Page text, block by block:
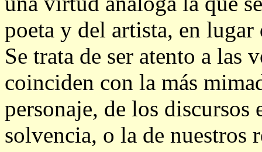
poeta y del artista, en
Se trata de ser atento a las
coinciden con la más
personaje, de los
solvencia, o la de nuestros